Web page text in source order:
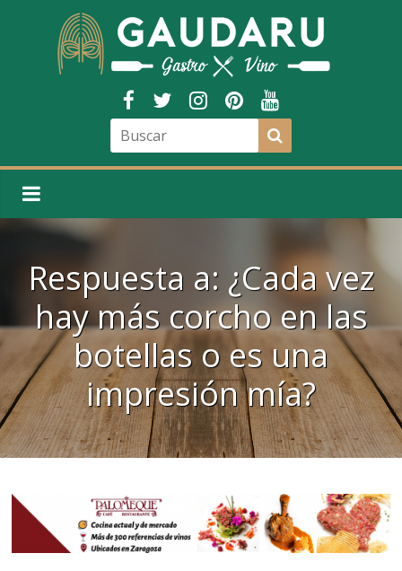
Respuesta a: ¿Cada vez
hay más corcho en las
botellas o es una
impresión mía?